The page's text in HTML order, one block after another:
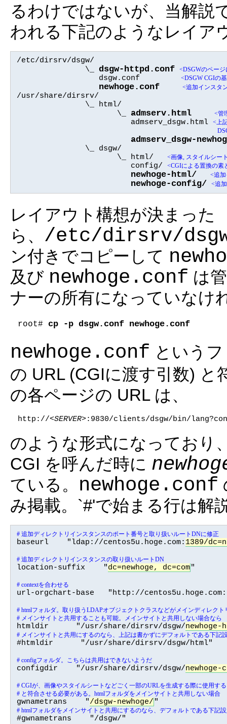
るわけではないが、当解説
われる下記のようなレイア
/etc/dirsrv/dsgw/
               \_
dsgw-httpd.conf <DSGWのペー
                  dsgw.conf
<DSGW CGIの
newhoge.conf <追加インスタ
/usr/share/dirsrv/
               \_ html/
                      \_
admserv.html <管
                         admserv_dsgw.html
<上
admserv_dsgw-
               \_ dsgw/
                      \_ html/
<画像, スタイルシー
                         config/
<CGIによる置換の素
newhoge-html/ <追
newhoge-config/ <追
レイアウト構想が決まった
ら、 /etc/dirsrv/
ン付きでコピーして
及び newhoge.conf は
ナーの所有になっていなけ
root# cp -p dsgw.conf newhoge.conf
newhoge.conf という
の URL (CGIに渡す引数) と
の各ページの URL は、
http://<SERVER>:9830/clients/dsgw/bin/
のような形式になっており
CGI を呼んだ時に
ている。 newhoge.conf
み掲載。`#'で始まる行は解
# 追加ディレクトリインスタンスのポート番号と取り扱いルートDNに修正
baseurl    "ldap://centos5u.hoge.com: 1389/
# 追加ディレクトリインスタンスの取り扱いルートDN
location-suffix    "dc=newhoge, dc=com "
# contextを合わせる
url-orgchart-base   "http://
# htmlフォルダ。取り扱うLDAPオブジェクトクラスなどがメインディレク
# メインサイトと共用することも可能。メインサイトと共用しない場合なら
htmldir      "/usr/share/dirsrv/dsgw/newhoge-
# メインサイトと共用にするのなら、上記は書かずにデフォルトである下記
#htmldir      "/usr/share/dirsrv/dsgw/html"
# configフォルダ。こちらは共用はできないようだ
configdir    "/usr/share/dirsrv/dsgw/newhoge-
# CGIが、画像やスタイルシートなどごく一部のURLを生成する際に使用す
# と符合させる必要がある。htmlフォルダをメインサイトと共用しない場合
gwnametrans    "/dsgw-newhoge/
# htmlフォルダをメインサイトと共用にするのなら、デフォルトである下記
#gwnametrans    "/dsgw/"